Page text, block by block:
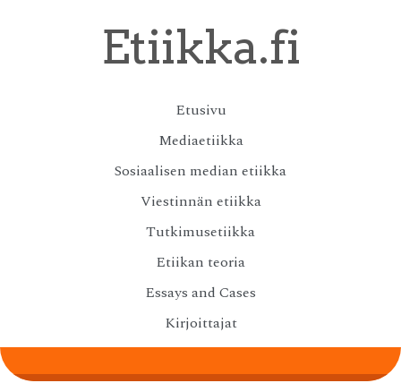
Etiikka.fi
Etusivu
Mediaetiikka
Sosiaalisen median etiikka
Viestinnän etiikka
Tutkimusetiikka
Etiikan teoria
Essays and Cases
Kirjoittajat